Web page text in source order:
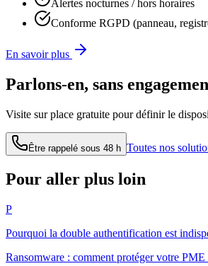
Alertes nocturnes / hors horaires
Conforme RGPD (panneau,
En savoir plus
Parlons-en, sans
Visite sur place gratuite pour définir le
Être rappelé sous 48 h Toutes nos
Pour aller plus loin
P
Pourquoi la double authentification est
Ransomware : comment protéger votre PME